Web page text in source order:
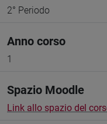
2° Periodo
Anno corso
1
Spazio Moodle
Link allo spazio del